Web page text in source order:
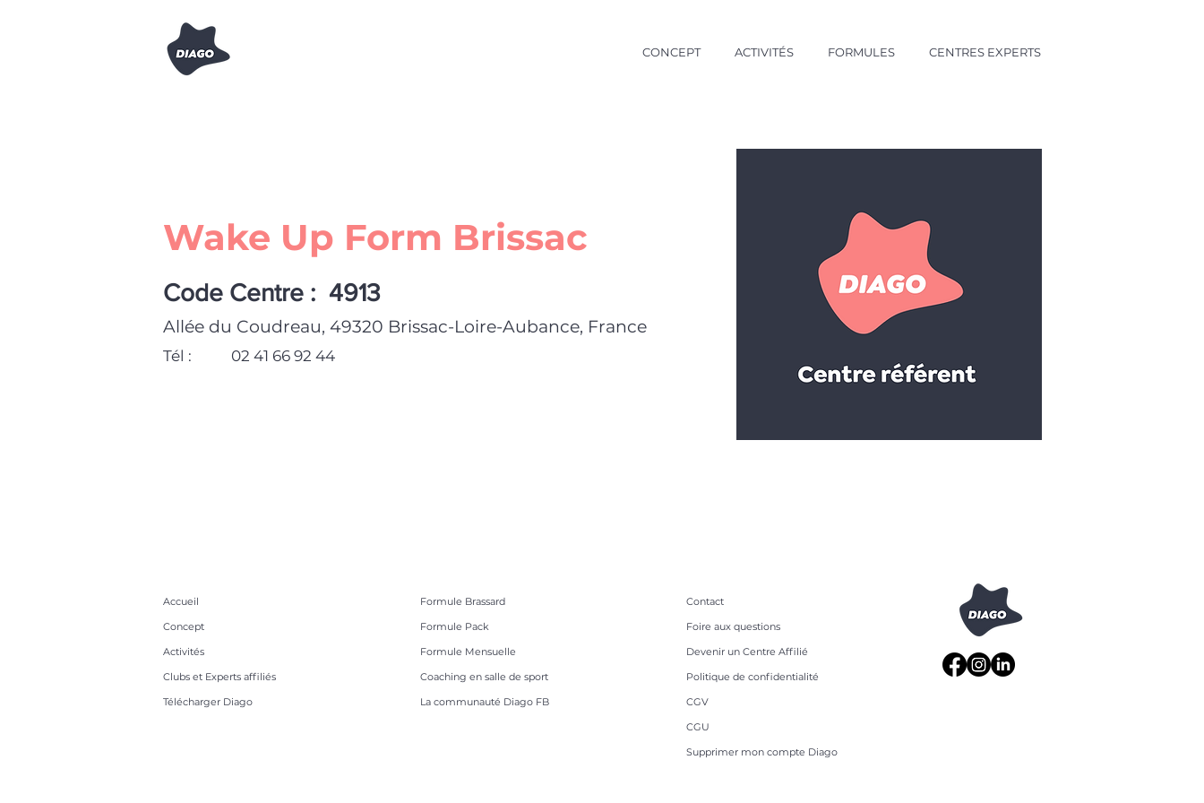
CONCEPT ACTIVITÉS FORMULES CENTRES EXPERTS
Wake Up Form Brissac
Code Centre : 4913
Allée du Coudreau, 49320 Brissac-Loire-Aubance, France
Tél : 02 41 66 92 44
Accueil
Concept
Activités
Clubs et Experts affiliés
Télécharger Diago
Formule Brassard
Formule Pack
Formule Mensuelle
Coaching en salle de sport
La communauté Diago FB
Contact
Foire aux questions
Devenir un Centre Affilié
Politique de confidentialité
CGV
CGU
Supprimer mon compte Diago